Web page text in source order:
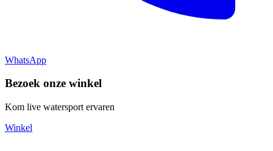
WhatsApp
Bezoek onze winkel
Kom live watersport ervaren
Winkel